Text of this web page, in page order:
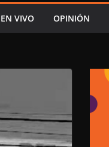
EN VIVO OPINIÓN